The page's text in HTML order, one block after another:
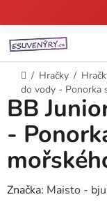
na
obsah
Domů
/ Hračky /
do vody - Ponorka
BB
-
Značka: Maisto -